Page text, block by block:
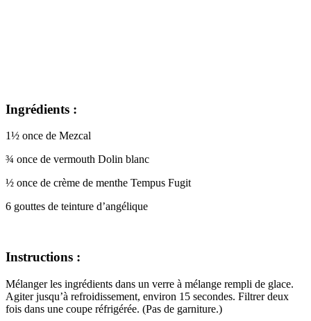
Ingrédients :
1½ once de Mezcal
¾ once de vermouth Dolin blanc
½ once de crème de menthe Tempus Fugit
6 gouttes de teinture d’angélique
Instructions :
Mélanger les ingrédients dans un verre à mélange rempli de glace.
Agiter jusqu’à refroidissement, environ 15 secondes. Filtrer deux
fois dans une coupe réfrigérée. (Pas de garniture.)